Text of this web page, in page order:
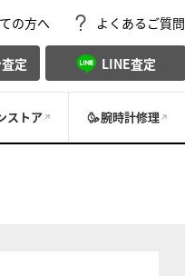
の方へ よくあるご質問
定 LINE査定
ストア 腕時計修理